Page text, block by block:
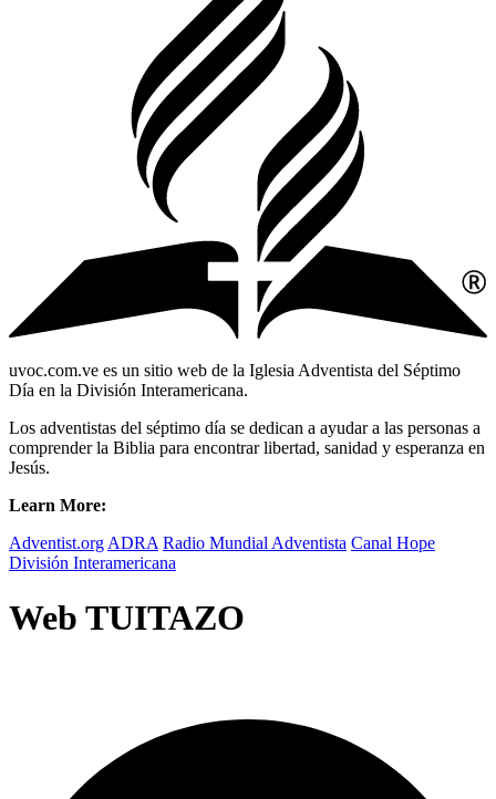
uvoc.com.ve es un sitio web de la Iglesia Adventista del Séptimo
Día en la División Interamericana.
Los adventistas del séptimo día se dedican a ayudar a las personas a
comprender la Biblia para encontrar libertad, sanidad y esperanza en
Jesús.
Learn More:
Adventist.org ADRA Radio Mundial Adventista Canal Hope
División Interamericana
Web TUITAZO